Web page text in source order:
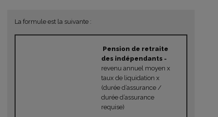
La formule est la suivante :
Pension de retraite
des indépendants =
revenu annuel moyen x
taux de liquidation x
(durée d’assurance /
durée d’assurance
requise)